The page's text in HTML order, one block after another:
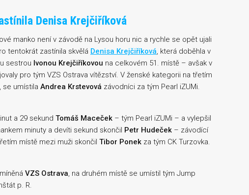
Denisa Krejčiříková
manko není v závodě na Lysou horu nic a rychle se opět ujali
tentokrát zastínila skvělá Denisa Krejčiříková, která doběhla v
sestrou Ivonou Krejčiříkovou na celkovém 51. místě – avšak v
pro tým VZS Ostrava vítězství. V ženské kategorii na třetím
se umístila Andrea Krstevová závodníci za tým Pearl iZUMi.
a 29 sekund Tomáš Maceček – tým Pearl iZUMi – a vylepšil
minuty a devíti sekund skončil Petr Hudeček – závodící
místě mezi muži skončil Tibor Ponek za tým CK Turzovka.
VZS Ostrava, na druhém místě se umístil tým Jump
p. R.